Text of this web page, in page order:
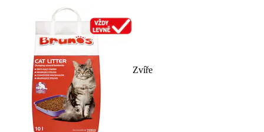
Zvíře